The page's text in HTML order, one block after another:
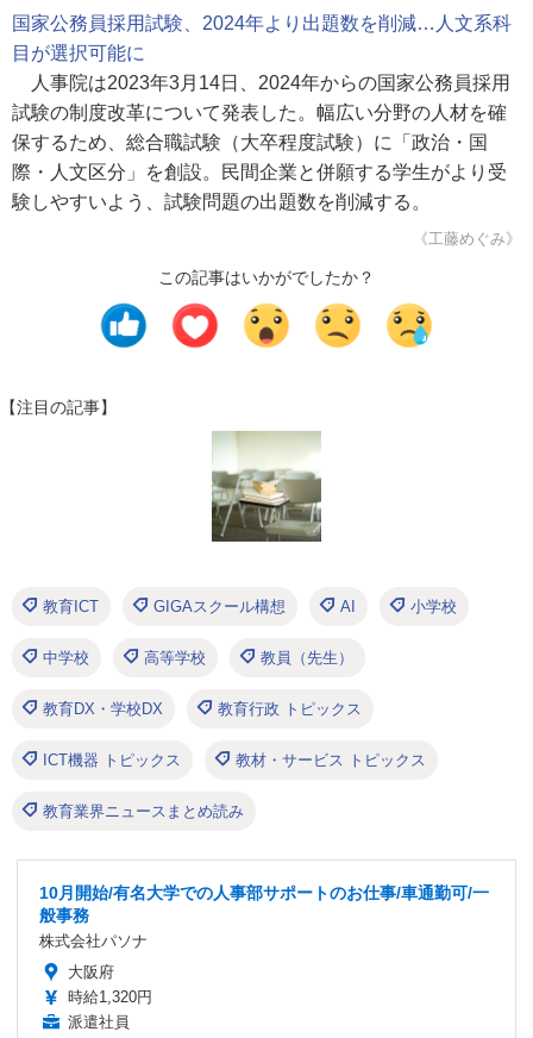
国家公務員採用試験、2024年より出題数を削減…人文系科
目が選択可能に
人事院は2023年3月14日、2024年からの国家公務員採用
試験の制度改革について発表した。幅広い分野の人材を確
保するため、総合職試験（大卒程度試験）に「政治・国
際・人文区分」を創設。民間企業と併願する学生がより受
験しやすいよう、試験問題の出題数を削減する。
《工藤めぐみ》
この記事はいかがでしたか？
【注目の記事】
教育ICT GIGAスクール構想 AI 小学校
中学校 高等学校 教員（先生）
教育DX・学校DX 教育行政 トピックス
ICT機器 トピックス 教材・サービス トピックス
教育業界ニュースまとめ読み
10月開始/有名大学での人事部サポートのお仕事/車通勤可/一
般事務
株式会社パソナ
大阪府
時給1,320円
派遣社員